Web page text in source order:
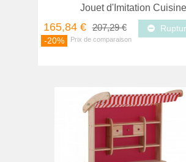
Jouet d'Imitation
165,84 € 207,29 €
-20%